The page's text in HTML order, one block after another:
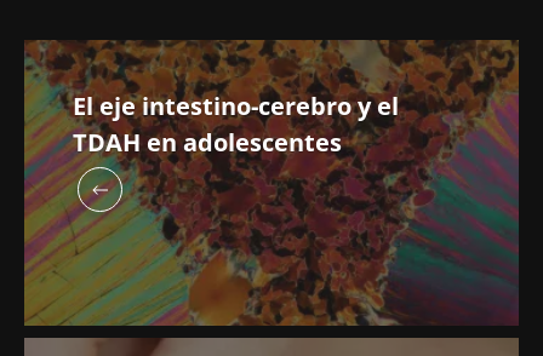
El eje intestino-cerebro y el
TDAH en adolescentes